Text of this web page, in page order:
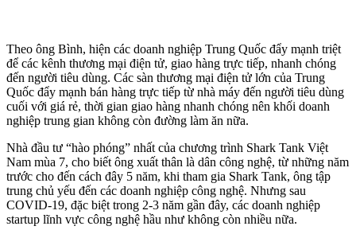
Theo ông Bình, hiện các doanh nghiệp Trung Quốc đẩy mạnh triệt
để các kênh thương mại điện tử, giao hàng trực tiếp, nhanh chóng
đến người tiêu dùng. Các sàn thương mại điện tử lớn của Trung
Quốc đẩy mạnh bán hàng trực tiếp từ nhà máy đến người tiêu dùng
cuối với giá rẻ, thời gian giao hàng nhanh chóng nên khối doanh
nghiệp trung gian không còn đường làm ăn nữa.
Nhà đầu tư “hào phóng” nhất của chương trình Shark Tank Việt
Nam mùa 7, cho biết ông xuất thân là dân công nghệ, từ những năm
trước cho đến cách đây 5 năm, khi tham gia Shark Tank, ông tập
trung chủ yếu đến các doanh nghiệp công nghệ. Nhưng sau
COVID-19, đặc biệt trong 2-3 năm gần đây, các doanh nghiệp
startup lĩnh vực công nghệ hầu như không còn nhiều nữa.